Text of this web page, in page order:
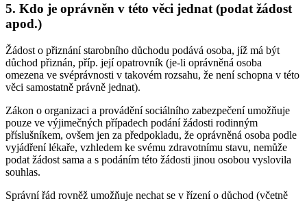
5. Kdo je oprávněn v této věci jednat (podat žádost
apod.)
Žádost o přiznání starobního důchodu podává osoba, jíž má být
důchod přiznán, příp. její opatrovník (je-li oprávněná osoba
omezena ve svéprávnosti v takovém rozsahu, že není schopna v této
věci samostatně právně jednat).
Zákon o organizaci a provádění sociálního zabezpečení umožňuje
pouze ve výjimečných případech podání žádosti rodinným
příslušníkem, ovšem jen za předpokladu, že oprávněná osoba podle
vyjádření lékaře, vzhledem ke svému zdravotnímu stavu, nemůže
podat žádost sama a s podáním této žádosti jinou osobou vyslovila
souhlas.
Správní řád rovněž umožňuje nechat se v řízení o důchod (včetně